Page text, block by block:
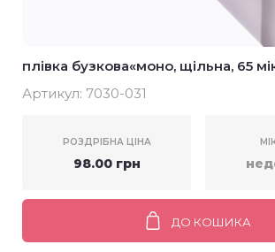
плівка бузкова«моно, щільна, 65
(20шт)
Артикул: 7030-031
РОЗДРІБНА ЦІНА
98.00 грн
ДО КОШИКА